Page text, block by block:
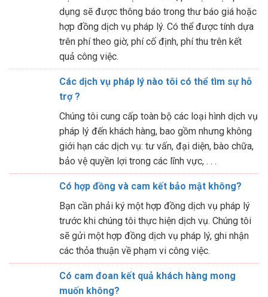
dụng sẽ được thông báo trong thư báo giá hoặc
hợp đồng dịch vụ pháp lý. Có thể được tính dựa
trên phí theo giờ, phí cố định, phí thu trên kết
quả công việc.
Các dịch vụ pháp lý nào tôi có thể tìm sự hỗ
trợ ?
Chúng tôi cung cấp toàn bộ các loại hình dịch vụ
pháp lý đến khách hàng, bao gồm nhưng không
giới hạn các dịch vụ: tư vấn, đại diện, bào chữa,
bảo vệ quyền lợi trong các lĩnh vực, . . .
Có hợp đồng và cam kết bảo mật không?
Bạn cần phải ký một hợp đồng dịch vụ pháp lý
trước khi chúng tôi thực hiện dịch vụ. Chúng tôi
sẽ gửi một hợp đồng dịch vụ pháp lý, ghi nhận
các thỏa thuận về phạm vi công việc.
Có cam đoan kết quả khách hàng mong
muốn không?